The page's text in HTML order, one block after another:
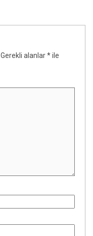
Gerekli alanlar*ile